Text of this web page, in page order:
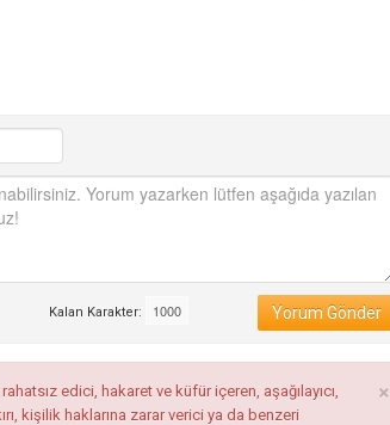
Yorum Gönder
Kalan Karakter:
×
edici, hakaret ve küfür içeren, aşağılayıcı,
kişilik haklarına zarar verici ya da benzeri